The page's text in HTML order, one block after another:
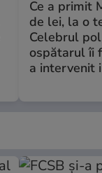
Ce a primit
de lei, la o
Celebrul
ospătarul îi
a intervenit